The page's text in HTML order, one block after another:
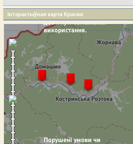
Інтэрактыўная карта Красия